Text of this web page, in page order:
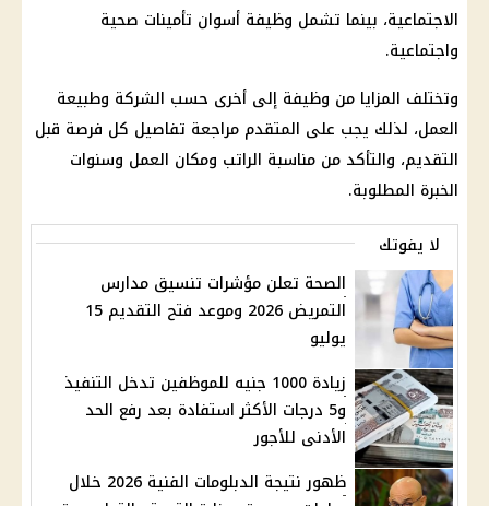
الاجتماعية، بينما تشمل وظيفة أسوان تأمينات صحية
واجتماعية.
وتختلف المزايا من وظيفة إلى أخرى حسب الشركة وطبيعة
العمل، لذلك يجب على المتقدم مراجعة تفاصيل كل فرصة قبل
التقديم، والتأكد من مناسبة الراتب ومكان العمل وسنوات
الخبرة المطلوبة.
لا يفوتك
الصحة تعلن مؤشرات تنسيق مدارس
التمريض 2026 وموعد فتح التقديم 15
يوليو
زيادة 1000 جنيه للموظفين تدخل التنفيذ
و5 درجات الأكثر استفادة بعد رفع الحد
الأدنى للأجور
ظهور نتيجة الدبلومات الفنية 2026 خلال